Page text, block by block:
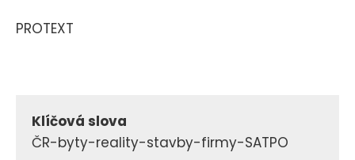
PROTEXT
Klíčová slova
ČR-byty-reality-stavby-firmy-SATPO